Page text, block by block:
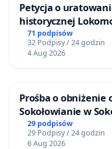
Petycja o
historycznej
71 podpisów
32 Podpisy / 24 godzin
4 Aug 2026
Prośba o obniżenie
Sokołowianie w
29 podpisów
29 Podpisy / 24 godzin
6 Aug 2026